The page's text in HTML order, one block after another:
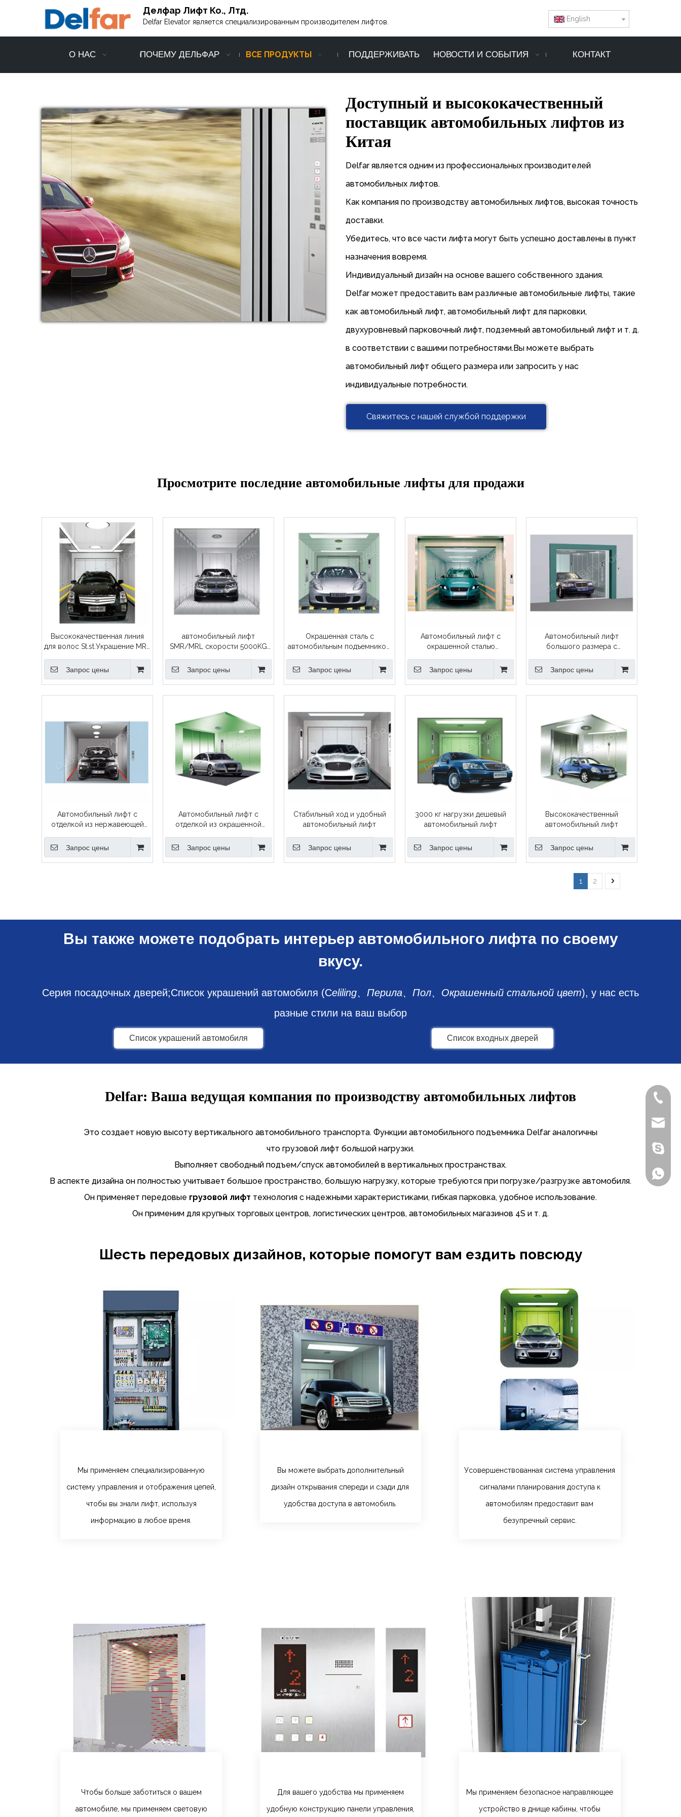
Делфар Лифт Ко., Лтд.
Delfar Elevator является специализированным производителем лифтов. English
О НАС ПОЧЕМУ ДЕЛЬФАР ВСЕ ПРОДУКТЫ ПОДДЕРЖИВАТЬ НОВОСТИ И СОБЫТИЯ КОНТАКТ
Доступный и высококачественный
поставщик автомобильных лифтов из
Китая
Delfar является одним из профессиональных производителей
автомобильных лифтов.
Как компания по производству автомобильных лифтов, высокая точность
доставки.
Убедитесь, что все части лифта могут быть успешно доставлены в пункт
назначения вовремя.
Индивидуальный дизайн на основе вашего собственного здания.
Delfar может предоставить вам различные автомобильные лифты, такие
как автомобильный лифт, автомобильный лифт для парковки,
двухуровневый парковочный лифт, подземный автомобильный лифт и т. д.
в соответствии с вашими потребностями.Вы можете выбрать
автомобильный лифт общего размера или запросить у нас
индивидуальные потребности.
Свяжитесь с нашей службой поддержки
Просмотрите последние автомобильные лифты для продажи
Высококачественная линия
для волос St.st.Украшение MRL
Запрос цены
автомобильный лифт
SMR/MRL скорости 5000KG
Запрос цены
Окрашенная сталь с
автомобильным подъемником
Запрос цены
Автомобильный лифт с
окрашенной сталью
Запрос цены
Автомобильный лифт
большого размера с
Запрос цены
Автомобильный лифт с
отделкой из нержавеющей
Запрос цены
Автомобильный лифт с
отделкой из окрашенной
Запрос цены
Стабильный ход и удобный
автомобильный лифт
Запрос цены
3000 кг нагрузки дешевый
автомобильный лифт
Запрос цены
Высококачественный
автомобильный лифт
Запрос цены
1 2
Вы также можете подобрать интерьер автомобильного лифта по своему
вкусу.
Серия посадочных дверей;Список украшений автомобиля (Celiling、Перила、Пол、Окрашенный стальной цвет), у нас есть
разные стили на ваш выбор
Список украшений автомобиля Список входных дверей
Delfar: Ваша ведущая компания по производству автомобильных лифтов
Это создает новую высоту вертикального автомобильного транспорта. Функции автомобильного подъемника Delfar аналогичны
что грузовой лифт большой нагрузки.
Выполняет свободный подъем/спуск автомобилей в вертикальных пространствах.
В аспекте дизайна он полностью учитывает большое пространство, большую нагрузку, которые требуются при погрузке/разгрузке автомобиля.
Он применяет передовые грузовой лифт технология с надежными характеристиками, гибкая парковка, удобное использование.
Он применим для крупных торговых центров, логистических центров, автомобильных магазинов 4S и т. д.
Шесть передовых дизайнов, которые помогут вам ездить повсюду
Мы применяем специализированную
систему управления и отображения цепей,
чтобы вы знали лифт, используя
информацию в любое время.
Вы можете выбрать дополнительный
дизайн открывания спереди и сзади для
удобства доступа в автомобиль.
Усовершенствованная система управления
сигналами планирования доступа к
автомобилям предоставит вам
безупречный сервис.
Чтобы больше заботиться о вашем
автомобиле, мы применяем световую
Для вашего удобства мы применяем
удобную конструкцию панели управления,
Мы применяем безопасное направляющее
устройство в днище кабины, чтобы
+86-
+86-